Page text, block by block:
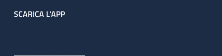
SCARICA L'APP